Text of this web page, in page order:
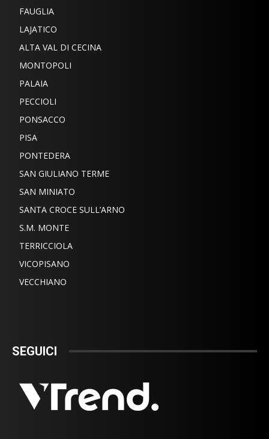
FAUGLIA
LAJATICO
ALTA VAL DI CECINA
MONTOPOLI
PALAIA
PECCIOLI
PONSACCO
PISA
PONTEDERA
SAN GIULIANO TERME
SAN MINIATO
SANTA CROCE SULL’ARNO
S.M. MONTE
TERRICCIOLA
VICOPISANO
VECCHIANO
SEGUICI